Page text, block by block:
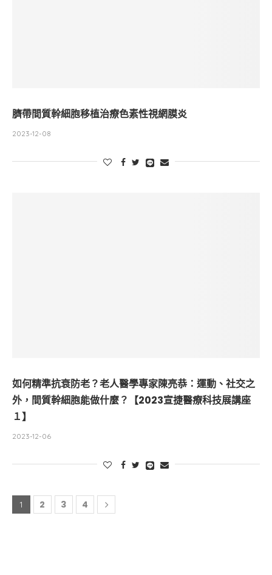
臍帶間質幹細胞移植治療色素性視網膜炎
2023-12-08
如何精準抗衰防老？老人醫學專家陳亮恭：運動、社交之
外，間質幹細胞能做什麼？【2023宣捷醫療科技展講座
１】
2023-12-06
1 2 3 4